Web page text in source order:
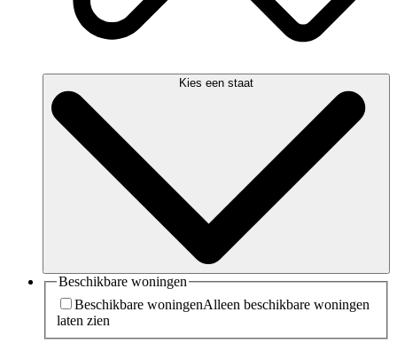
Kies een staat
Beschikbare woningen
Beschikbare woningenAlleen beschikbare woningen
laten zien